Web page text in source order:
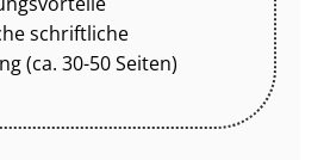
schriftliche
(ca. 30-50 Seiten)